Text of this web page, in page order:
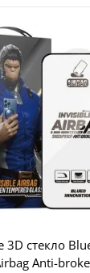
стекло
Anti-